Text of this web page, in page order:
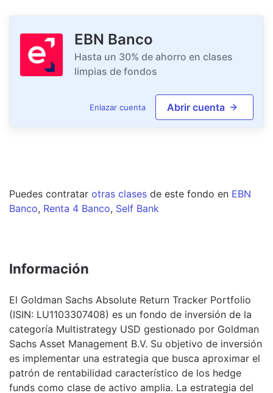
EBN Banco
Hasta un 30% de ahorro en clases
limpias de fondos
Enlazar cuenta Abrir cuenta
Puedes contratar otras clases de este fondo en EBN
Banco, Renta 4 Banco, Self Bank
Información
El Goldman Sachs Absolute Return Tracker Portfolio
(ISIN: LU1103307408) es un fondo de inversión de la
categoría Multistrategy USD gestionado por Goldman
Sachs Asset Management B.V. Su objetivo de inversión
es implementar una estrategia que busca aproximar el
patrón de rentabilidad característico de los hedge
funds como clase de activo amplia. La estrategia del